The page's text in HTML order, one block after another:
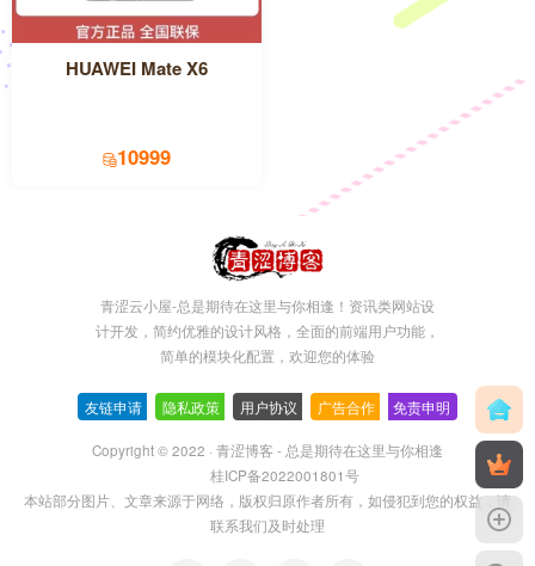
HUAWEI Mate X6
10999
青涩云小屋-总是期待在这里与你相逢！资讯类网站设
计开发，简约优雅的设计风格，全面的前端用户功能，
简单的模块化配置，欢迎您的体验
友链申请 隐私政策 用户协议 广告合作 免责申明
Copyright © 2022 · 青涩博客 - 总是期待在这里与你相逢
桂ICP备2022001801号
本站部分图片、文章来源于网络，版权归原作者所有，如侵犯到您的权益，请
联系我们及时处理